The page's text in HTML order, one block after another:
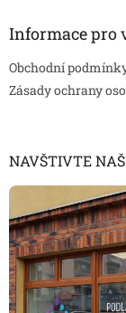
Informace pro
Obchodní
Zásady ochrany
NAVŠTIVTE